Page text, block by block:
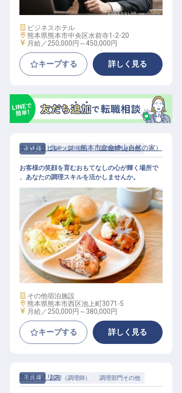
施設業態
ビジネスホテル
勤務地
熊本県熊本市中央区水前寺1-2-20
給与
月給／250,000円～450,000円
キープする 詳しく見る
正社員 調理（調理師） 調理部門その他
調理スタッフ
ヤマガラビレッジ（熊本市立金峰山自然の家）
お客様の笑顔を育むおもてなしの心が輝く場所で
、あなたの調理スキルを活かしませんか。
施設業態
その他宿泊施設
勤務地
熊本県熊本市西区池上町3071-5
給与
月給／250,000円～ 380,000円
キープする 詳しく見る
正社員 調理（調理師） 調理部門その他
熊本モノリス